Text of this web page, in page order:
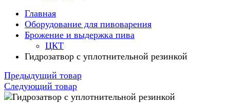
Главная
Оборудование для пивоварения
Брожение и выдержка пива
ЦКТ
Гидрозатвор с уплотнительной резинкой
Предыдущий товар
Следующий товар